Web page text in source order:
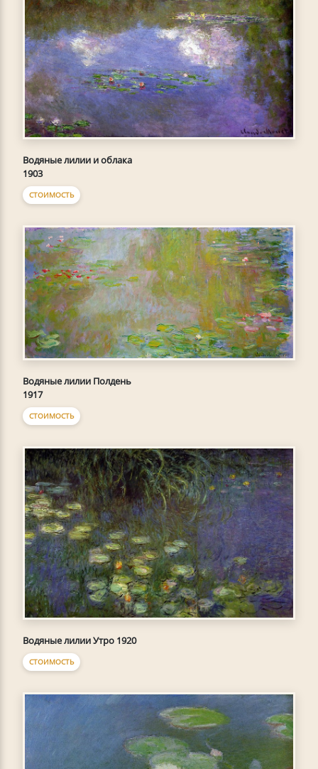
Водяные лилии и облака
1903
СТОИМОСТЬ
Водяные лилии Полдень
1917
СТОИМОСТЬ
Водяные лилии Утро 1920
СТОИМОСТЬ